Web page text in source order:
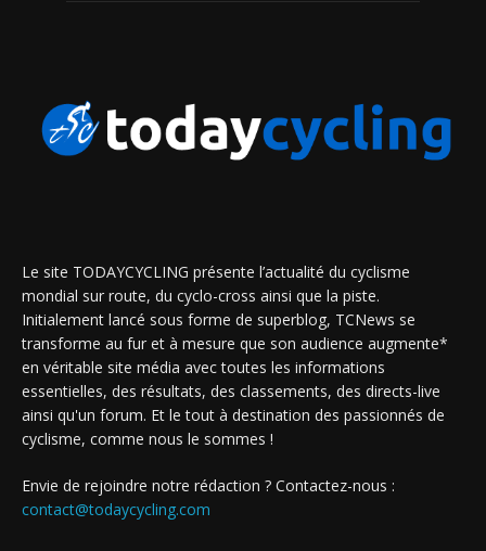
Le site TODAYCYCLING présente l’actualité du cyclisme
mondial sur route, du cyclo-cross ainsi que la piste.
Initialement lancé sous forme de superblog, TCNews se
transforme au fur et à mesure que son audience augmente*
en véritable site média avec toutes les informations
essentielles, des résultats, des classements, des directs-live
ainsi qu'un forum. Et le tout à destination des passionnés de
cyclisme, comme nous le sommes !
Envie de rejoindre notre rédaction ? Contactez-nous :
contact@todaycycling.com